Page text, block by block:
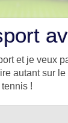
et je veux
autant sur
!